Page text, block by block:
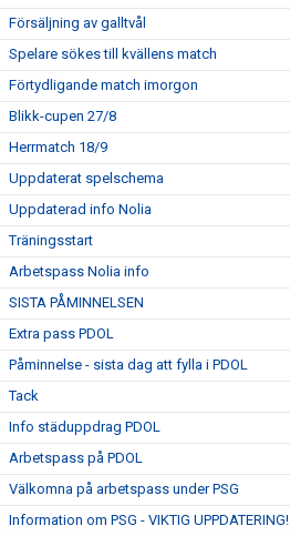
Försäljning av galltvål
Spelare sökes till kvällens match
Förtydligande match imorgon
Blikk-cupen 27/8
Herrmatch 18/9
Uppdaterat spelschema
Uppdaterad info Nolia
Träningsstart
Arbetspass Nolia info
SISTA PÅMINNELSEN
Extra pass PDOL
Påminnelse - sista dag att fylla i PDOL
Tack
Info städuppdrag PDOL
Arbetspass på PDOL
Välkomna på arbetspass under PSG
Information om PSG - VIKTIG UPPDATERING!